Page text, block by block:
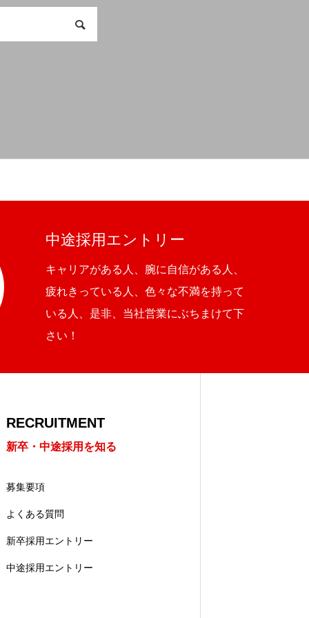
中途採用エントリー
キャリアがある人、腕に自信がある人、
疲れきっている人、色々な不満を持って
いる人、是非、当社営業にぶちまけて下
さい！
RECRUITMENT
新卒・中途採用を知る
募集要項
よくある質問
新卒採用エントリー
中途採用エントリー